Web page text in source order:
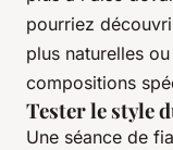
pourriez
plus naturelles
compositions
Tester le style
Une séance de